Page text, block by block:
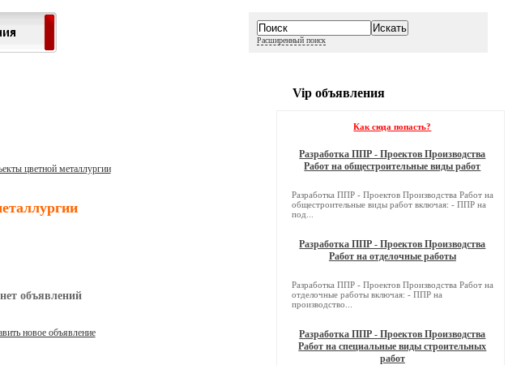
Расширенный поиск
цветной металлургии
объявлений
новое объявление
Vip объявления
Как сюда попасть?
Разработка ППР - Проектов Производства
Работ на общестроительные виды работ
Разработка ППР - Проектов Производства Работ на
общестроительные виды работ включая: - ППР на
под...
Разработка ППР - Проектов Производства
Работ на отделочные работы
Разработка ППР - Проектов Производства Работ на
отделочные работы включая: - ППР на
производство...
Разработка ППР - Проектов Производства
Работ на специальные виды строительных
работ